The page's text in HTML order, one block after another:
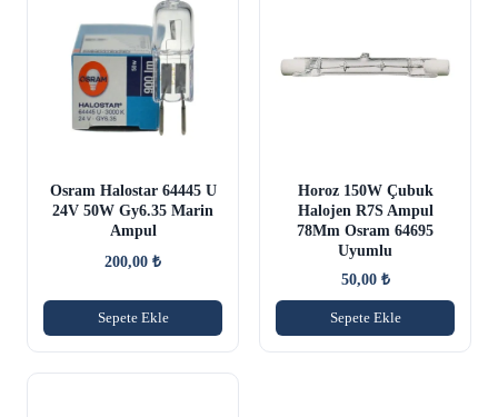
Osram Halostar 64445 U
24V 50W Gy6.35 Marin
Ampul
200,00 ₺
Sepete Ekle
Horoz 150W Çubuk
Halojen R7S Ampul
78Mm Osram 64695
Uyumlu
50,00 ₺
Sepete Ekle